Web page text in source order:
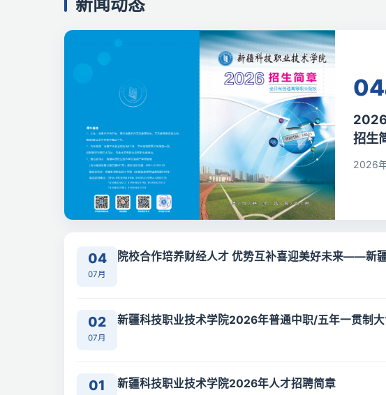
新闻动态
04
2026
招生
2026
04
07月
院校合作培养财经人才 优势互补喜迎美好未来——新
02
07月
新疆科技职业技术学院2026年普通中职/五年一贯制
01 新疆科技职业技术学院2026年人才招聘简章